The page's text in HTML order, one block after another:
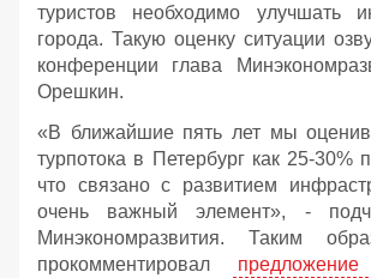
туристов необходимо улучшать
города. Такую оценку ситуации
конференции глава
Орешкин.
«В ближайшие пять лет мы
турпотока в Петербург как 25-30%
что связано с развитием
очень важный элемент», -
Минэкономразвития. Таким
прокомментировал